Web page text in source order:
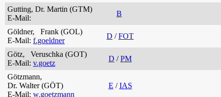
Gutting, Dr. Martin (GTM)
E-Mail:
B
Göldner, Frank (GOL)
E-Mail: f.goeldner
D /FOT
Götz, Veruschka (GOT)
E-Mail: v.goetz
D /PM
Götzmann,
Dr. Walter (GÖT)
E-Mail: w.goetzmann
E /IAS